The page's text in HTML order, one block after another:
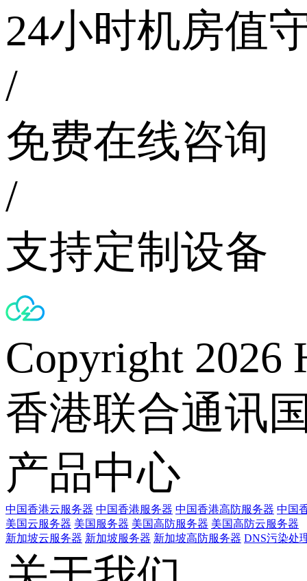
24小时机房值
/
免费在线咨询
/
支持定制设备
Copyright 2026
香港联合通讯
产品中心
中国香港云服务器 中国香港服务器 中国香港高防服务器 中国
美国云服务器 美国服务器 美国高防服务器 美国高防云服务器
新加坡云服务器 新加坡服务器 新加坡高防服务器 DNS污染处